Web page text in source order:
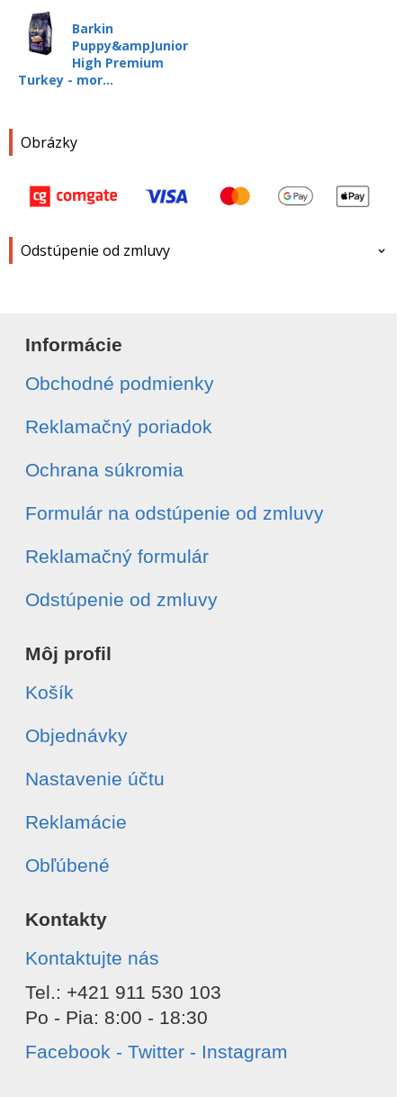
Barkin
Puppy&ampJunior
High Premium
Turkey - mor...
Obrázky
Odstúpenie od zmluvy
E-mail*
Číslo objednávky*
Dátum vytvorenia objednávky*
Typ odstúpenia
Celá objednávka
Informácie
Obchodné podmienky
Reklamačný poriadok
Ochrana súkromia
Formulár na odstúpenie od zmluvy
Reklamačný formulár
Odstúpenie od zmluvy
Môj profil
Košík
Objednávky
Nastavenie účtu
Reklamácie
Obľúbené
Kontakty
Kontaktujte nás
Tel.: +421 911 530 103
Po - Pia: 8:00 - 18:30
Facebook - Twitter - Instagram